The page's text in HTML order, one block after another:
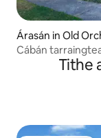
Árasán in Old
Cábán
troigh ón trá#1
Tithe